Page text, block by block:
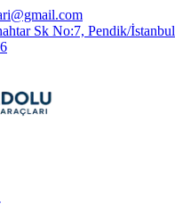
Sk No:7, Pendik/İstanbul